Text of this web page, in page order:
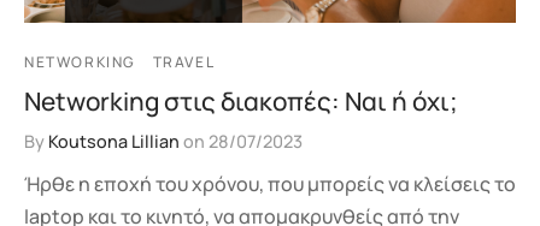
NETWORKING TRAVEL
Networking στις διακοπές: Ναι ή όχι;
By Koutsona Lillian on 28/07/2023
Ήρθε η εποχή του χρόνου, που μπορείς να κλείσεις το
laptop και το κινητό, να απομακρυνθείς από την